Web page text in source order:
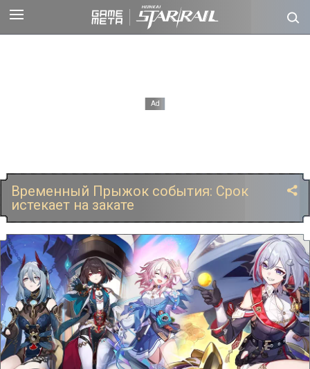
Временный Прыжок события: Срок
истекает на закате